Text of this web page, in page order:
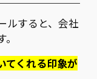
ルすると、会社
てくれる印象が